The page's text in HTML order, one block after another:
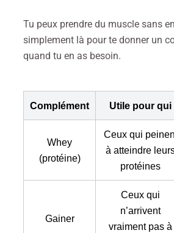
Tu peux prendre du muscle sans
simplement là pour te donner un
quand tu en as besoin.
Complément Utile pour qui
Whey
(protéine)
Ceux qui
à atteindre
protéines
Gainer
Ceux qui
n’arrivent
vraiment pas à